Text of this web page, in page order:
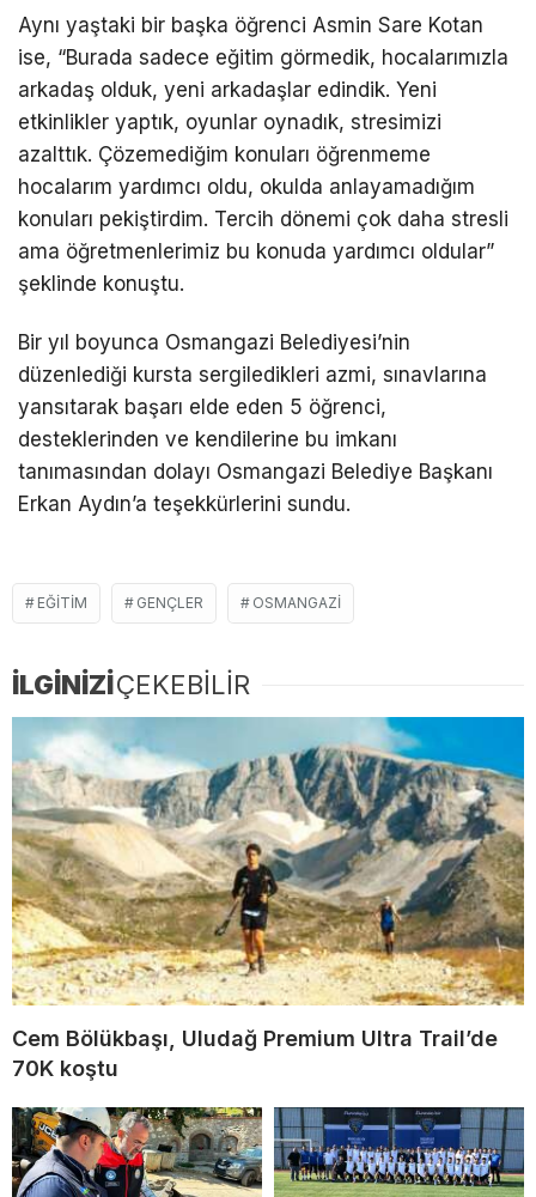
Aynı yaştaki bir başka öğrenci Asmin Sare Kotan
ise, “Burada sadece eğitim görmedik, hocalarımızla
arkadaş olduk, yeni arkadaşlar edindik. Yeni
etkinlikler yaptık, oyunlar oynadık, stresimizi
azalttık. Çözemediğim konuları öğrenmeme
hocalarım yardımcı oldu, okulda anlayamadığım
konuları pekiştirdim. Tercih dönemi çok daha stresli
ama öğretmenlerimiz bu konuda yardımcı oldular”
şeklinde konuştu.
Bir yıl boyunca Osmangazi Belediyesi’nin
düzenlediği kursta sergiledikleri azmi, sınavlarına
yansıtarak başarı elde eden 5 öğrenci,
desteklerinden ve kendilerine bu imkanı
tanımasından dolayı Osmangazi Belediye Başkanı
Erkan Aydın’a teşekkürlerini sundu.
EĞITIM GENÇLER OSMANGAZI
İLGİNİZİÇEKEBİLİR
Cem Bölükbaşı, Uludağ Premium Ultra Trail’de
70K koştu